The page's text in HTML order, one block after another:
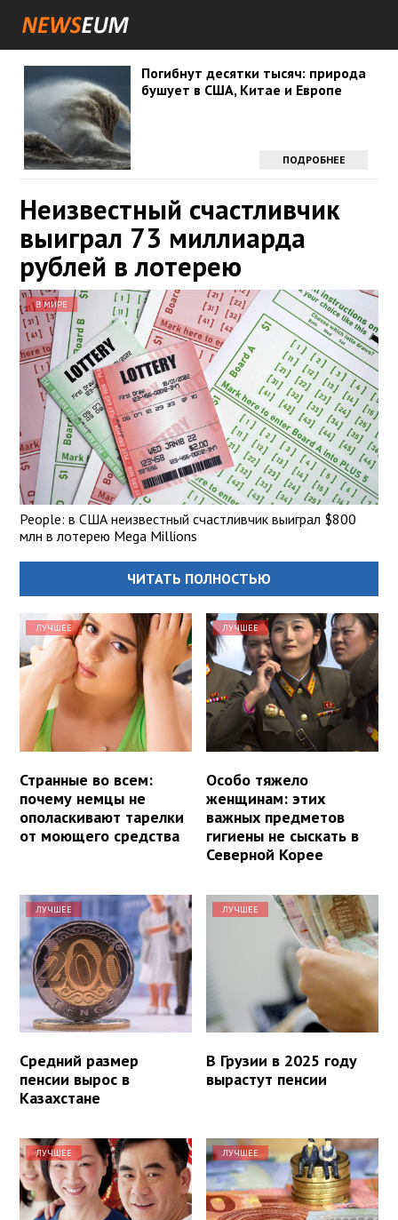
Погибнут десятки тысяч: природа
бушует в США, Китае и Европе
ПОДРОБНЕЕ
Неизвестный счастливчик
выиграл 73 миллиарда
рублей в лотерею
В МИРЕ
People: в США неизвестный счастливчик выиграл $800
млн в лотерею Mega Millions
ЧИТАТЬ ПОЛНОСТЬЮ
ЛУЧШЕЕ
Странные во всем:
почему немцы не
ополаскивают тарелки
от моющего средства
ЛУЧШЕЕ
Особо тяжело
женщинам: этих
важных предметов
гигиены не сыскать в
Северной Корее
ЛУЧШЕЕ
Средний размер
пенсии вырос в
Казахстане
ЛУЧШЕЕ
В Грузии в 2025 году
вырастут пенсии
ЛУЧШЕЕ ЛУЧШЕЕ